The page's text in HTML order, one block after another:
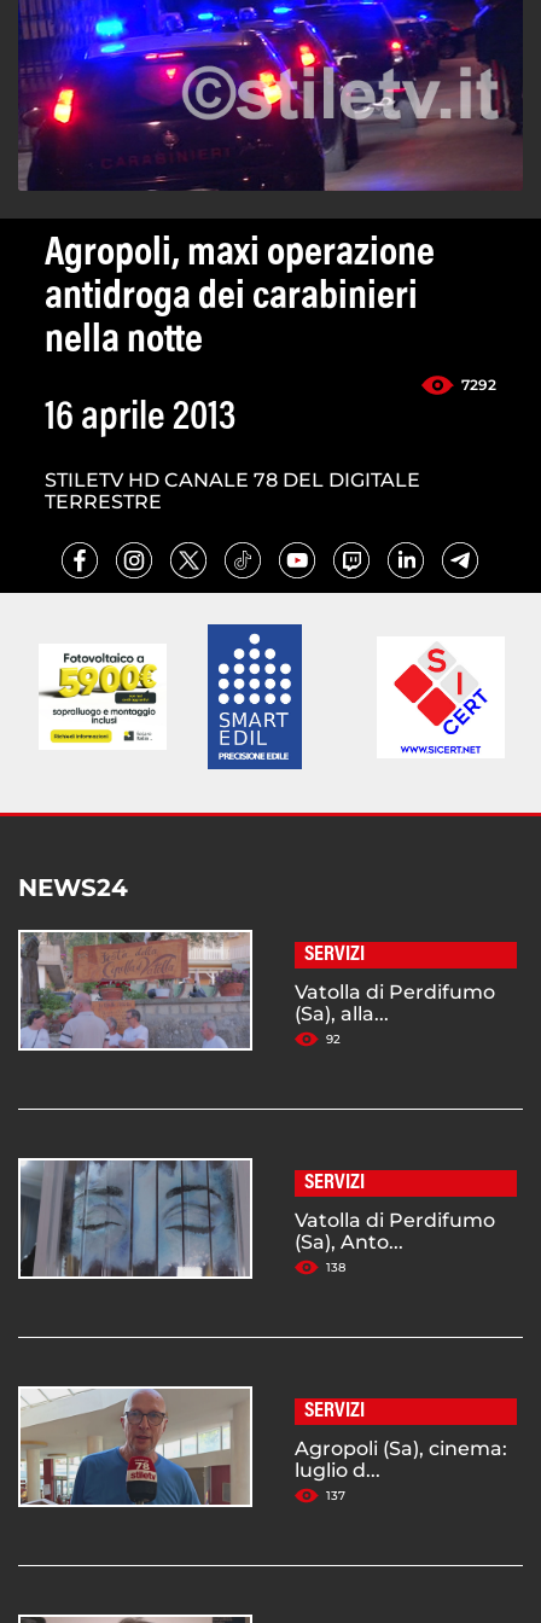
Agropoli, maxi operazione
antidroga dei carabinieri
nella notte
7292
16 aprile 2013
STILETV HD CANALE 78 DEL DIGITALE
TERRESTRE
NEWS24
SERVIZI
Vatolla di Perdifumo
(Sa), alla...
92
SERVIZI
Vatolla di Perdifumo
(Sa), Anto...
138
SERVIZI
Agropoli (Sa), cinema:
luglio d...
137